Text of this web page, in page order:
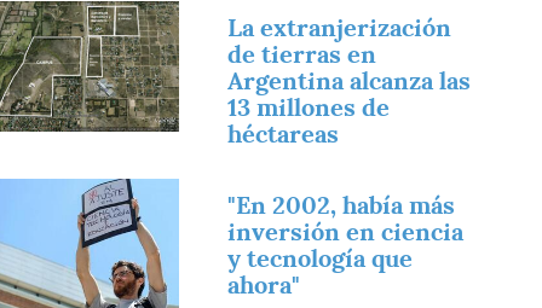
La extranjerización
de tierras en
Argentina alcanza las
13 millones de
héctareas
"En 2002, había más
inversión en ciencia
y tecnología que
ahora"